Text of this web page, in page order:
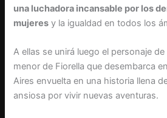
una luchadora incansable por los
mujeres y la igualdad en todos los
A ellas se unirá luego el personaje
menor de Fiorella que desembarca
Aires envuelta en una historia llena
ansiosa por vivir nuevas aventuras.